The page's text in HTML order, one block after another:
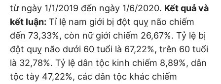
từ ngày 1/1/2019 đến ngày 1/6/2020. Kết quả và
kết luận: Tỉ lệ nam giới bị đột quỵ não chiếm
đến 73,33%, còn nữ giới chiếm 26,67%. Tỷ lệ bị
đột quỵ não dưới 60 tuổi là 67,22%, trên 60 tuổi
là 32,78%. Tỷ lệ dân tộc kinh chiếm 8,89%, dân
tộc tày 47,22%, các dân tộc khác chiếm